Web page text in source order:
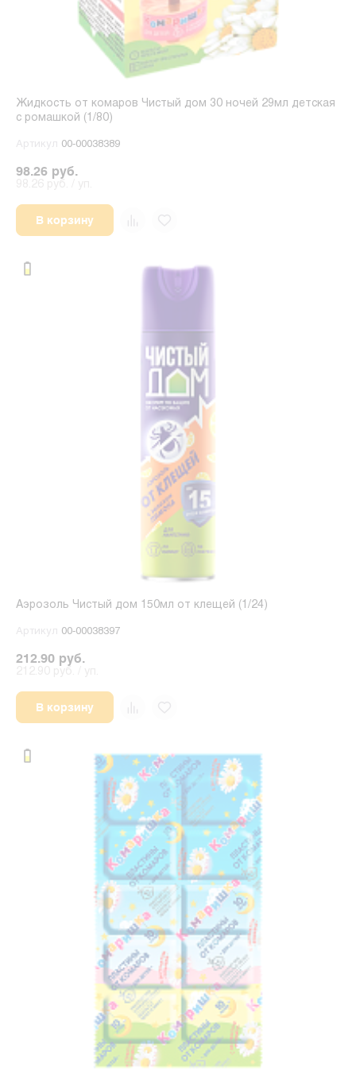
Жидкость от комаров Чистый дом 30 ночей 29мл детская
с ромашкой (1/80)
Артикул 00-00038389
98.26 руб.
В корзину
Аэрозоль Чистый дом 150мл от клещей (1/24)
Артикул 00-00038397
212.90 руб.
В корзину